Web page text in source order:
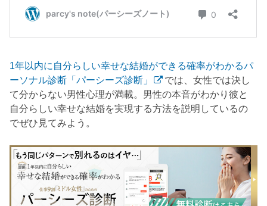
1年以内に自分らしい幸せな結婚ができる確率がわかるパ
ーソナル診断「パーシーズ診断」
では、女性では決し
て分からない男性心理が満載。男性の本音がわかり彼と
自分らしい幸せな結婚を実現する方法を説明しているの
でぜひ見てみよう。